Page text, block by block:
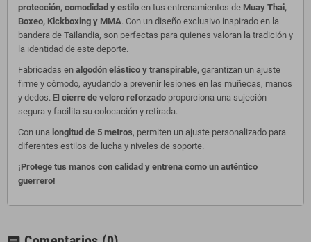
protección, comodidad y estilo en tus entrenamientos de Muay Thai,
Boxeo, Kickboxing y MMA. Con un diseño exclusivo inspirado en la
bandera de Tailandia, son perfectas para quienes valoran la tradición y
la identidad de este deporte.
Fabricadas en algodón elástico y transpirable, garantizan un ajuste
firme y cómodo, ayudando a prevenir lesiones en las muñecas, manos
y dedos. El cierre de velcro reforzado proporciona una sujeción
segura y facilita su colocación y retirada.
Con una longitud de 5 metros, permiten un ajuste personalizado para
diferentes estilos de lucha y niveles de soporte.
¡Protege tus manos con calidad y entrena como un auténtico
guerrero!